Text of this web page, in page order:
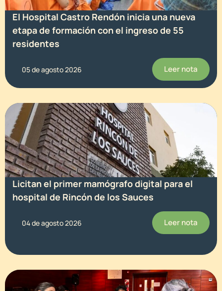
El Hospital Castro Rendón inicia una nueva
etapa de formación con el ingreso de 55
residentes
05 de agosto 2026 Leer nota
Licitan el primer mamógrafo digital para el
hospital de Rincón de los Sauces
04 de agosto 2026 Leer nota